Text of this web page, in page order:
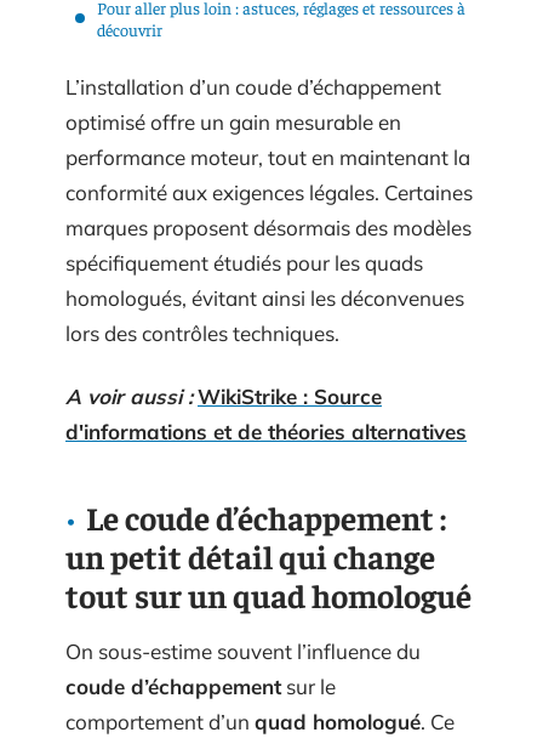
Pour aller plus loin : astuces, réglages et ressources à
découvrir
L’installation d’un coude d’échappement
optimisé offre un gain mesurable en
performance moteur, tout en maintenant la
conformité aux exigences légales. Certaines
marques proposent désormais des modèles
spécifiquement étudiés pour les quads
homologués, évitant ainsi les déconvenues
lors des contrôles techniques.
A voir aussi :WikiStrike : Source
d'informations et de théories alternatives
Le coude d’échappement :
un petit détail qui change
tout sur un quad homologué
On sous-estime souvent l’influence du
coude d’échappementsur le
comportement d’un quad homologué. Ce